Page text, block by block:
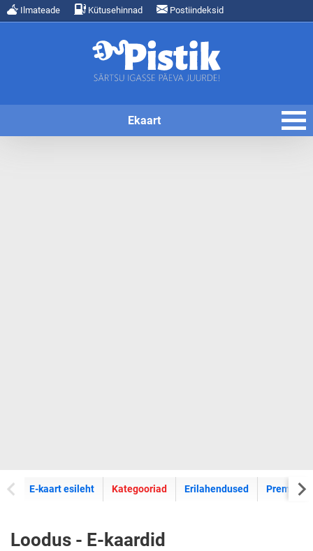
Ilmateade Kütusehinnad Postiindeksid
Ekaart
E-kaart esileht E-kaartide
Kategooriad Erilahendused Premium
Loodus - E-kaardid